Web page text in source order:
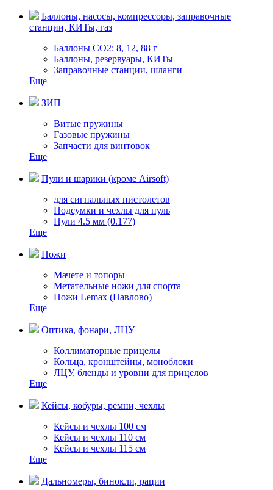
Баллоны, насосы, компрессоры, заправочные
станции, КИТы, газ
Баллоны СО2: 8, 12, 88 г
Баллоны, резервуары, КИТы
Заправочные станции, шланги
Еще
ЗИП
Витые пружины
Газовые пружины
Запчасти для винтовок
Еще
Пули и шарики (кроме Airsoft)
для сигнальных пистолетов
Подсумки и чехлы для пуль
Пули 4.5 мм (0.177)
Еще
Ножи
Мачете и топоры
Метательные ножи для спорта
Ножи Lemax (Павлово)
Еще
Оптика, фонари, ЛЦУ
Коллиматорные прицелы
Кольца, кронштейны, моноблоки
ЛЦУ, бленды и уровни для прицелов
Еще
Кейсы, кобуры, ремни, чехлы
Кейсы и чехлы 100 см
Кейсы и чехлы 110 см
Кейсы и чехлы 115 см
Еще
Дальномеры, бинокли, рации